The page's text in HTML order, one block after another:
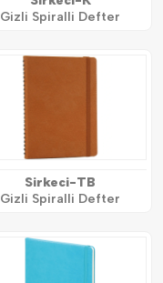
Gizli Spiralli Defter
Sirkeci-TB
Gizli Spiralli Defter